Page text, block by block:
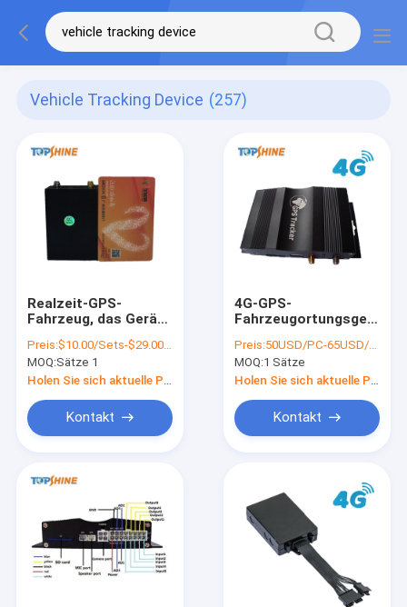
Vehicle Tracking Device (257)
Realzeit-GPS-
Fahrzeug, das Gerät
Bluetooths RFID und
Fahrer Identifikation
identifizieren
aufspürt
Preis:$10.00/Sets-$29.00/Sets
MOQ:Sätze 1
Kontakt
4G-GPS-
Fahrzeugortungsgerät
Kraftstoffsensor
Preis:50USD/PC-65USD/PC
MOQ:1 Sätze
Kontakt